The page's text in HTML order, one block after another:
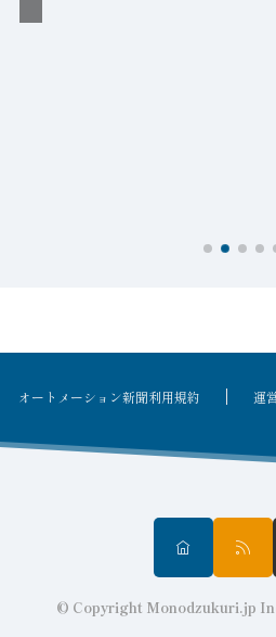
オートメーション新聞利用規約 運
© Copyright Monodzukuri.jp